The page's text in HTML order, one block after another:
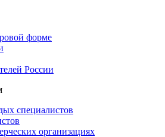
форме
России
специалистов
организациях